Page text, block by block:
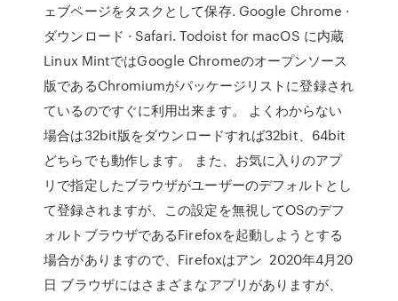
ェブページをタスクとして保存. Google Chrome ·
ダウンロード · Safari. Todoist for macOS に内蔵
Linux MintではGoogle Chromeのオープンソース
版であるChromiumがパッケージリストに登録され
ているのですぐに利用出来ます。 よくわからない
場合は32bit版をダウンロードすれば32bit、64bit
どちらでも動作します。 また、お気に入りのアプ
リで指定したブラウザがユーザーのデフォルトとし
て登録されますが、この設定を無視してOSのデフ
ォルトブラウザであるFirefoxを起動しようとする
場合がありますので、Firefoxはアン 2020年4月20
日 ブラウザにはさまざまなアプリがありますが、